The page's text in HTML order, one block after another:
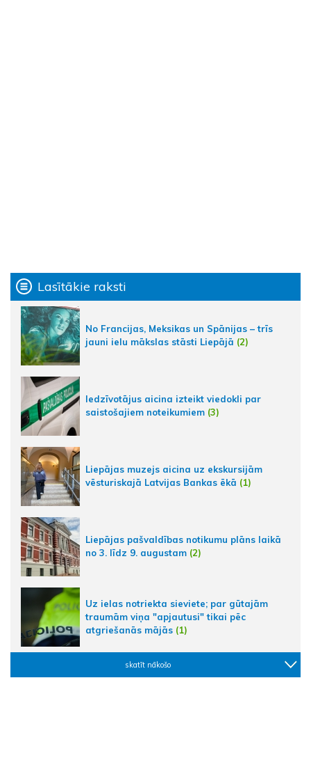
Lasītākie raksti
No Francijas, Meksikas un Spānijas – trīs
jauni ielu mākslas stāsti Liepājā (2)
Iedzīvotājus aicina izteikt viedokli par
saistošajiem noteikumiem (3)
Liepājas muzejs aicina uz ekskursijām
vēsturiskajā Latvijas Bankas ēkā (1)
Liepājas pašvaldības notikumu plāns laikā
no 3. līdz 9. augustam (2)
Uz ielas notriekta sieviete; par gūtajām
traumām viņa "apjautusi" tikai pēc
atgriešanās mājās (1)
skatīt nākošo